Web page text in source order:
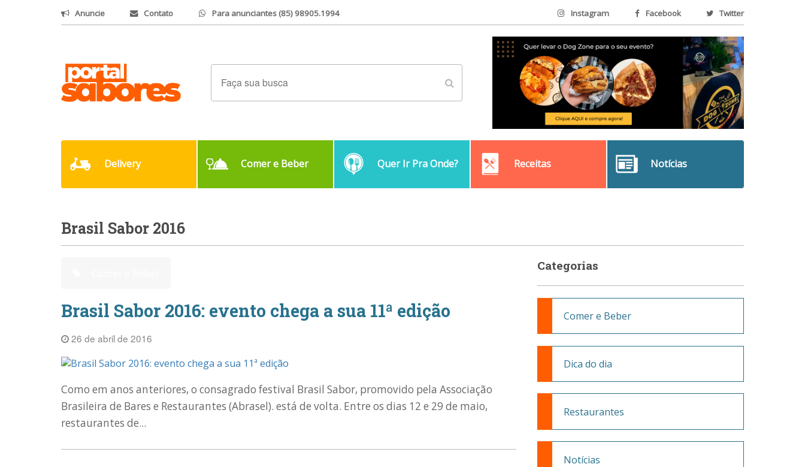
Anuncie Contato Para anunciantes (85) 98905.1994 Instagram Facebook Twitter
Delivery Comer e Beber Quer Ir Pra Onde? Receitas Notícias
Brasil Sabor 2016
Brasil Sabor 2016: evento chega a sua 11ª edição
26 de abril de 2016
Como em anos anteriores, o consagrado festival Brasil Sabor, promovido pela Associação
Brasileira de Bares e Restaurantes (Abrasel). está de volta. Entre os dias 12 e 29 de maio,
restaurantes de...
Categorias
Comer e Beber
Dica do dia
Restaurantes
Notícias